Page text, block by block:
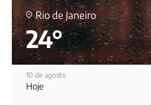
Rio de Janeiro
24°
10 de agosto
Hoje